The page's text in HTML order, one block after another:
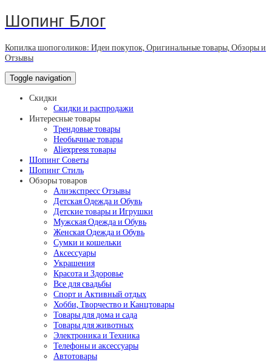
Шопинг Блог
Копилка шопоголиков: Идеи покупок, Оригинальные товары, Обзоры и
Отзывы
Toggle navigation
Скидки
Скидки и распродажи
Интересные товары
Трендовые товары
Необычные товары
Aliexpress товары
Шопинг Советы
Шопинг Стиль
Обзоры товаров
Алиэкспресс Отзывы
Детская Одежда и Обувь
Детские товары и Игрушки
Мужская Одежда и Обувь
Женская Одежда и Обувь
Сумки и кошельки
Аксессуары
Украшения
Красота и Здоровье
Все для свадьбы
Спорт и Активный отдых
Хобби, Творчество и Канцтовары
Товары для дома и сада
Товары для животных
Электроника и Техника
Телефоны и аксессуары
Автотовары